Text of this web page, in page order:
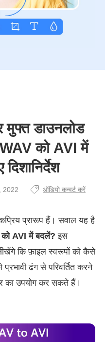
डाउनलोड
को AVI में
2022 ऑडियो कन्वर्ट करें
प्रारूप हैं। सवाल यह है
AVI में बदलें? इस
कि फ़ाइल स्वरूपों को कैसे
प्रभावी ढंग से परिवर्तित करने
का उपयोग कर सकते हैं।